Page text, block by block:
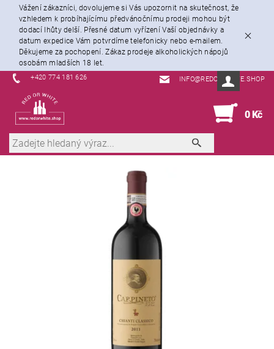
Vážení zákazníci, dovolujeme si Vás upozornit na skutečnost, že
vzhledem k probíhajícímu předvánočnímu prodeji mohou být
dodací lhůty delší. Přesné datum vyřízení Vaší objednávky a
datum expedice Vám potvrdíme telefonicky nebo e-mailem.
Děkujeme za pochopení. Zákaz prodeje alkoholických nápojů
osobám mladších 18 let.
+420 774 181 626 INFO@REDORWHITE.SHOP
0 Kč